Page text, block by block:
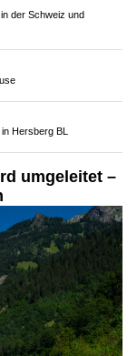
für
der Schweiz und